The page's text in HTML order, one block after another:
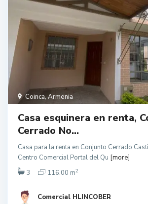
Coinca,Armenia
Casa esquinera en renta,
Cerrado No...
Casa para la renta en Conjunto Cerrado
Centro Comercial Portal del Qu [more]
3
116.00 m2
Comercial HLINCOBER